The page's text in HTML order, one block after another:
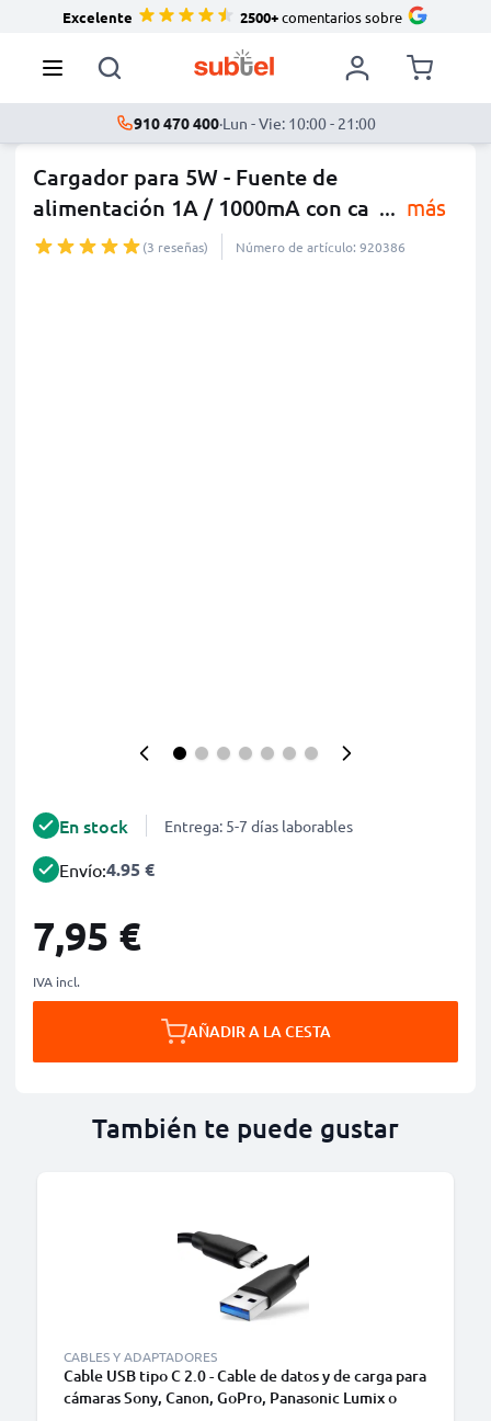
Excelente 2500+comentarios sobre
910 470 400·Lun - Vie: 10:00 - 21:00
Cargador para 5W - Fuente de
alimentación 1A / 1000mA con ca ... más
(3 reseñas) Número de artículo: 920386
En stock Entrega: 5-7 días laborables
Envío:4.95 €
7,95 €
IVA incl.
AÑADIR A LA CESTA
También te puede gustar
CABLES Y ADAPTADORES
Cable USB tipo C 2.0 - Cable de datos y de carga para
cámaras Sony, Canon, GoPro, Panasonic Lumix o